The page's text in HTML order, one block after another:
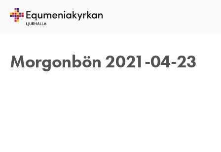
Morgonbön 2021-04-23
23 APRIL 2021